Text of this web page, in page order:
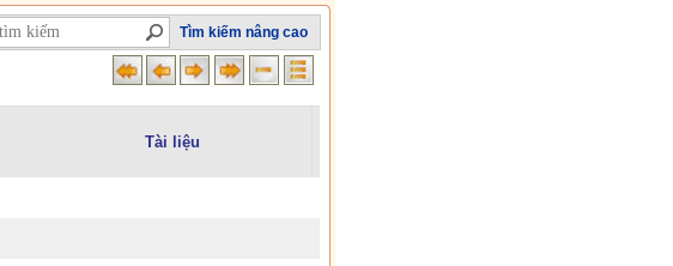
Tìm kiếm nâng cao
Tài liệu